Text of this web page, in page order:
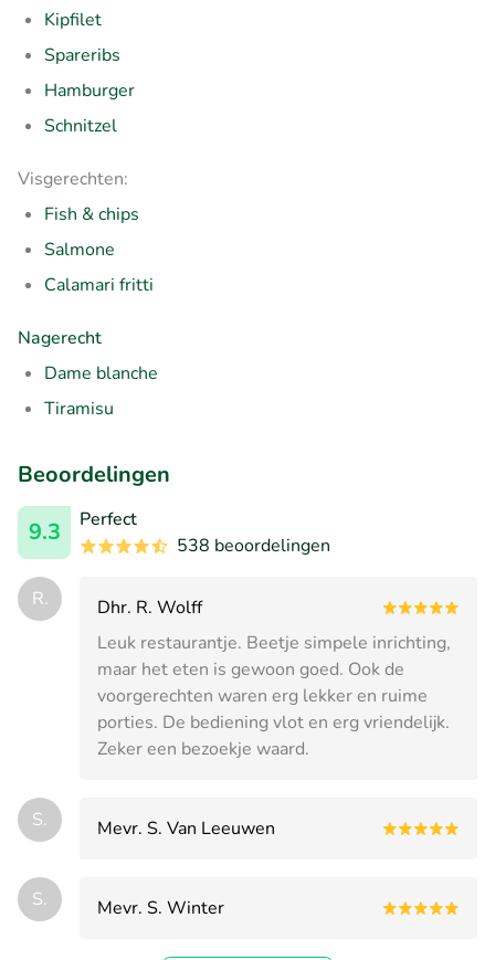
Kipfilet
Spareribs
Hamburger
Schnitzel
Visgerechten:
Fish & chips
Salmone
Calamari fritti
Nagerecht
Dame blanche
Tiramisu
Beoordelingen
9.3
Perfect
538 beoordelingen
R.
Dhr. R. Wolff
Leuk restaurantje. Beetje simpele inrichting,
maar het eten is gewoon goed. Ook de
voorgerechten waren erg lekker en ruime
porties. De bediening vlot en erg vriendelijk.
Zeker een bezoekje waard.
S. Mevr. S. Van Leeuwen
S. Mevr. S. Winter